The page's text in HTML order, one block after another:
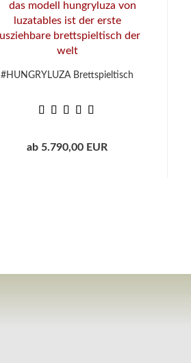
#HUNGRYLUZA Brettspieltisch
ab 5.790,00 EUR